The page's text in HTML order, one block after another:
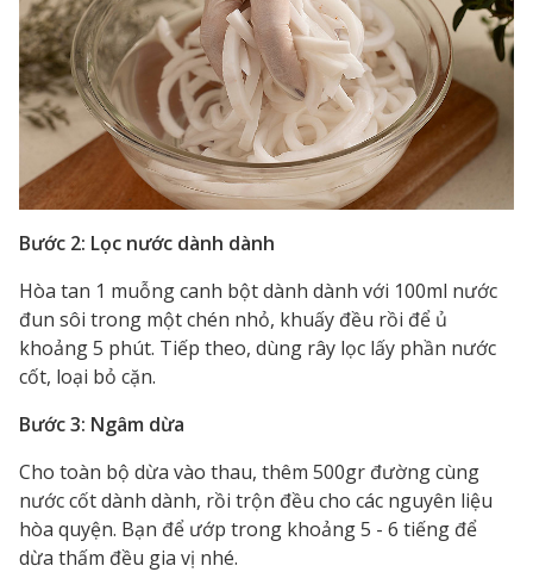
Bước 2: Lọc nước dành dành
Hòa tan 1 muỗng canh bột dành dành với 100ml nước
đun sôi trong một chén nhỏ, khuấy đều rồi để ủ
khoảng 5 phút. Tiếp theo, dùng rây lọc lấy phần nước
cốt, loại bỏ cặn.
Bước 3: Ngâm dừa
Cho toàn bộ dừa vào thau, thêm 500gr đường cùng
nước cốt dành dành, rồi trộn đều cho các nguyên liệu
hòa quyện. Bạn để ướp trong khoảng 5 - 6 tiếng để
dừa thấm đều gia vị nhé.